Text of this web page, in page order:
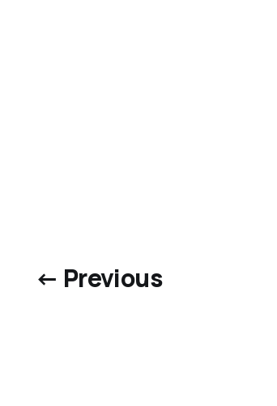
← Previous